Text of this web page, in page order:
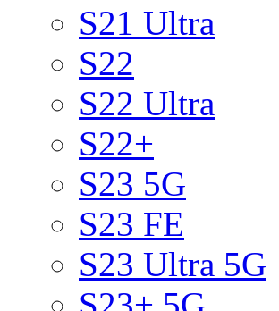
S21 Ultra
S22
S22 Ultra
S22+
S23 5G
S23 FE
S23 Ultra 5G